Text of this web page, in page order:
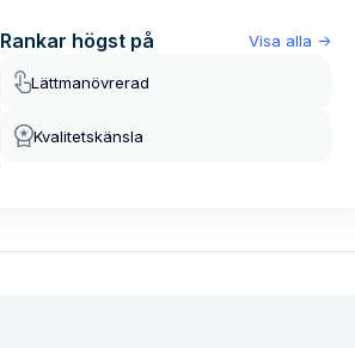
Rankar högst på Visa alla ->
Lättmanövrerad
Kvalitetskänsla